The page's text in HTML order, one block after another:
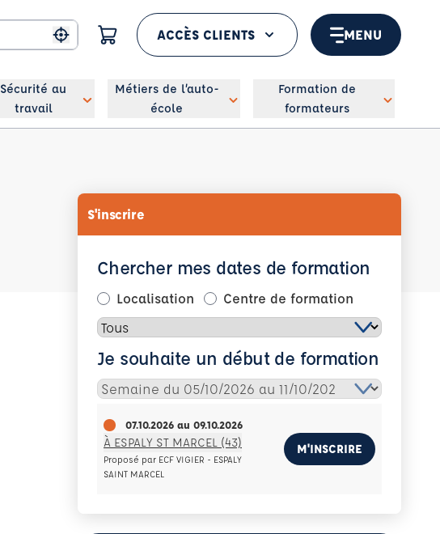
Me géolocaliser
ACCÈS CLIENTS MENU
Sécurité au
travail
Métiers de l’auto-
école
Formation de
formateurs
S'inscrire
Chercher mes dates de formation
Localisation Centre de formation
Je souhaite un début de formation
07.10.2026 au 09.10.2026
À ESPALY ST MARCEL (43)
Proposé par ECF VIGIER - ESPALY
SAINT MARCEL
M'INSCRIRE